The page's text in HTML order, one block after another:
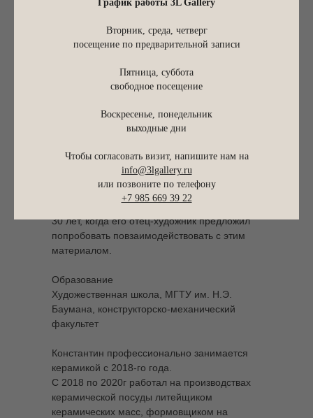
График работы 3L Gallery
Вторник, среда, четверг
посещение по предварительной записи
Пятница, суббота
свободное посещение
Воскресенье, понедельник
выходные дни
Чтобы согласовать визит, напишите нам на
info@3lgallery.ru
или позвоните по телефону
+7 985 669 39 22
Константин Становов — скульптор-
абстракционист, художник по керамике и
график. Начал работать с глиной в возрасте
30 лет, когда его отец-художник предложил
попробовать повзаимодействовать с этим
материалом.
Образование
Художественная школа, МГТУ им. Н.Э.
Баумана, конструкторско-механический
факультет
Константин профессионально занимается
керамикой с 2018-го года.
С 2018 по 2020г работал на производствах
керамической посуды литейщиком
керамических масс, формовщиком на